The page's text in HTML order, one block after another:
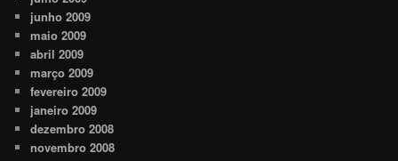
junho 2009
maio 2009
abril 2009
março 2009
fevereiro 2009
janeiro 2009
dezembro 2008
novembro 2008